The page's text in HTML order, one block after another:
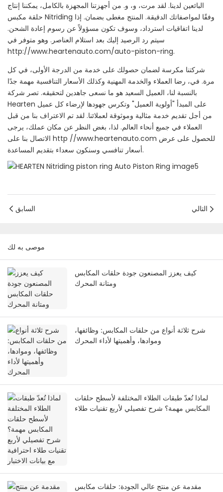
البائعين لدينا. لقد مرت، و، و. من أجهزتنا المجهزة بالكامل، يمكننا إنتاج
حلقة مكبس Nitriding وفقًا لمواصفاتك الدقيقة. المنتج مغطى بضمان. إذا
لدينا اتفاقيات استرداد، وسوف تكون مسؤولاً عن رسوم إعادة الشحن.
سيتم رد الرصيد إليك بعد استلام العناصر. وهو متوفر في
http://www.heartenauto.com/auto-piston-ring.
شركتنا مكرسة لضمان حصولك على خدمة من الدرجة الأولى، في كل
مرة. في، رضا العملاء والخدمة المهنية وكذلك الأسعار التنافسية مهمة جدًا
بالنسبة لنا، العميل السعيد هو ما نسعى جاهدين لتحقيقه. تصر شركة
Hearten على المبدأ "أولوية العميل" وتكرس جهودها لإرضاء كل عميل
من أجل تقديم خدمة مثالية وموثوقة لعملائنا. لقد تم الاعتراف بنا من قبل
العملاء في جميع أنحاء العالم. لذا، بغض النظر عن مكان عملك، يرجى
الاتصال بنا على http //www.heartenauto.com للحصول على عرض
أسعار تنافسي وسنكون سعداء بتقديم المساعدة.
السابق التالي
موصى به لك
كيف يعزز المصنعون جودة حلقات المكابس
ومتانة المحرك
شرح ثلاثة أنواع من حلقات المكابس: وظائفها،
وموادها، وأهميتها لأداء المحرك
لماذا تُعدّ طبقات الطلاء المختلفة لأسطح حلقات
المكابس مهمة؟ شرح تفصيلي لأربع تقنيات طلاء
مقدمة عن منتج عالي الجودة: حلقات مكابس